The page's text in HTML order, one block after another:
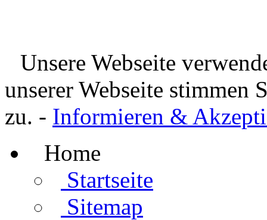
Unsere Webseite
unserer Webseite stimmen
zu. - Informieren &
Home
Startseite
Sitemap